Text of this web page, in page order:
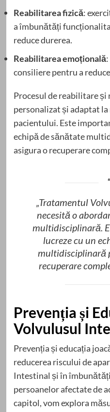
Reabilitarea fizică:
a îmbunătăți
reduce durerea.
Reabilitarea emoțională:
consiliere pentru a
Procesul de reabilitare și
personalizat și adaptat
pacientului. Este
echipă de sănătate
asigura o recuperare
„Tratamentul
necesită o
multidisciplinară.
lucreze cu un
multidisciplinară
recuperare
Prevenția și
Volvulusul
Prevenția și educația
reducerea riscului de
Intestinal și în
persoanelor afectate de
capitol, vom explora